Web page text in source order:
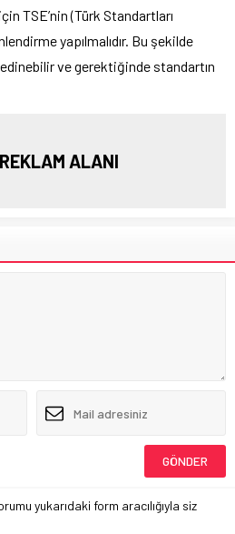
TSE’nin (Türk Standartları
yapılmalıdır. Bu şekilde
ve gerektiğinde standartın
ALANI
yukarıdaki form aracılığıyla siz